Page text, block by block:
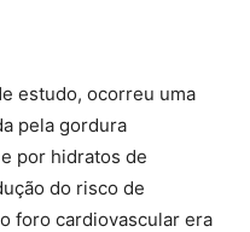
estudo, ocorreu uma
pela gordura
por hidratos de
do risco de
foro cardiovascular era